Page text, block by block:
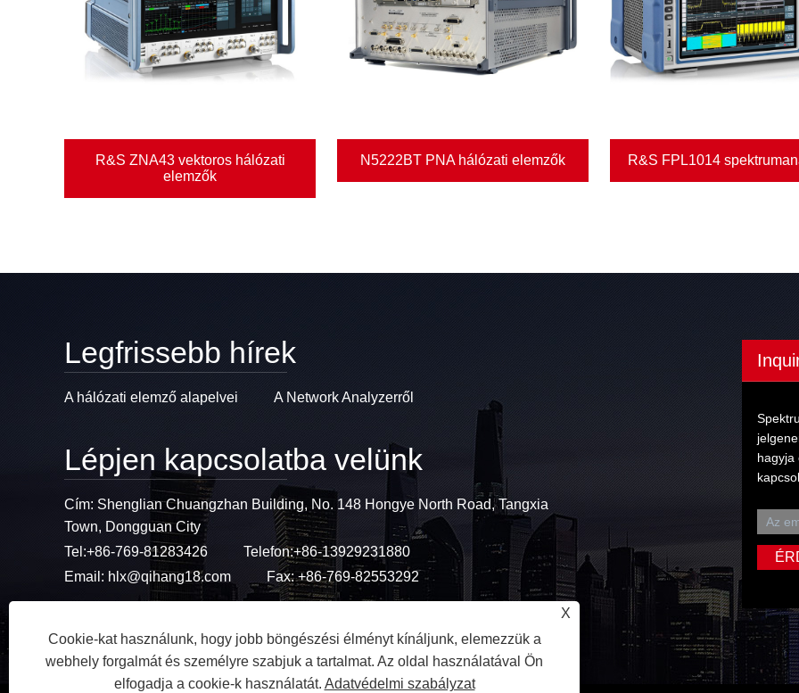
R&S ZNA43 vektoros hálózati
elemzők
N5222BT PNA hálózati elemzők R&S FPL1014
Legfrissebb hírek
A hálózati elemző alapelvei A Network Analyzerről
Lépjen kapcsolatba velünk
Cím: Shenglian Chuangzhan Building, No. 148 Hongye North Road, Tangxia
Town, Dongguan City
Tel:+86-769-81283426 Telefon:+86-13929231880
Email: hlx@qihang18.com Fax: +86-769-82553292
hagyja
X
Cookie-kat használunk, hogy jobb böngészési élményt kínáljunk, elemezzük a
webhely forgalmát és személyre szabjuk a tartalmat. Az oldal használatával Ön
elfogadja a cookie-k használatát. Adatvédelmi szabályzat